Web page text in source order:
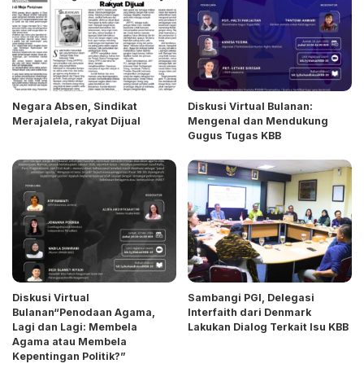
Negara Absen, Sindikat
Merajalela, rakyat Dijual
Diskusi Virtual Bulanan:
Mengenal dan Mendukung
Gugus Tugas KBB
Diskusi Virtual
Bulanan“Penodaan Agama,
Lagi dan Lagi: Membela
Agama atau Membela
Kepentingan Politik?”
Sambangi PGI, Delegasi
Interfaith dari Denmark
Lakukan Dialog Terkait Isu KBB